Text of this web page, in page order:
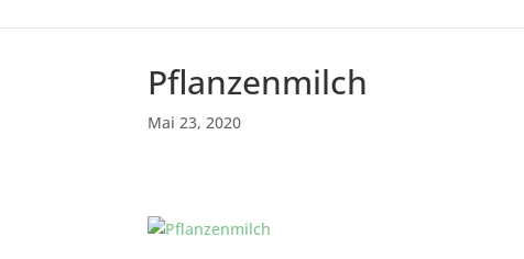
Pflanzenmilch
Mai 23, 2020